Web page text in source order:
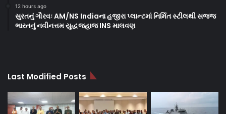
12 hours ago
સુરતનું ગૌરવઃ AM/NS Indiaના હજીરા પ્લાન્ટમાં નિર્મિત સ્ટીલથી સજ્જ
ભારતનું નવીનત્તમ યુદ્ધજહાજ INS માલવણ
Last Modified Posts